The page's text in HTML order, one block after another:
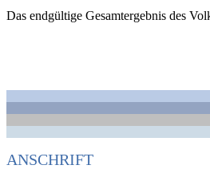
Das endgültige Gesamtergebnis des
ANSCHRIFT